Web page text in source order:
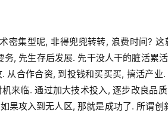
密集型呢, 非得兜兜转转, 浪费时间?
, 先生存后发展. 先干没人干的脏活累
从合作合资, 到投钱和买买买, 搞活产业
来临. 通过加大技术投入, 逐步改良品
果攻入到无人区, 那就是成功了. 所谓创